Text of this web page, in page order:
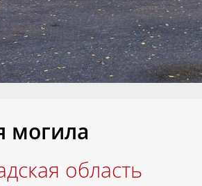
могила
область